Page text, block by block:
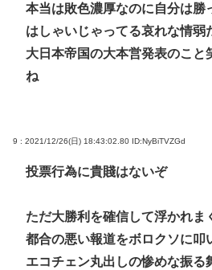
本当は敗色濃厚なのに自分は勝
はしゃいじゃってる哀れな情弱
大日本帝国の大本営発表のこと
ね
9 : 2021/12/26(日) 18:43:02.80 ID:NyBiTVZGd
投票行為に貴賤はないぞ
ただ大勝利を確信して浮かれま
都合の悪い報道をボロクソに叩
エコチェン丸出しの惨めな振る